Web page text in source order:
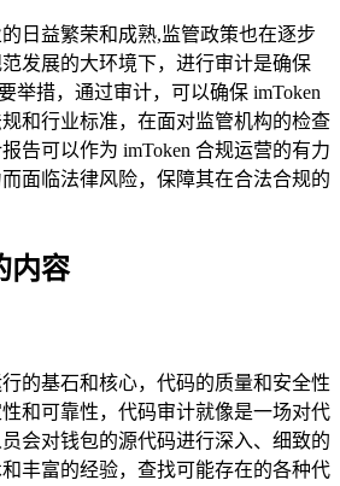
日益繁荣和成熟,监管政策也在逐步
发展的大环境下，进行审计是确保
举措，通过审计，可以确保 imToken
和行业标准，在面对监管机构的检查
告可以作为 imToken 合规运营的有力
面临法律风险，保障其在合法合规的
内容
行的基石和核心，代码的质量和安全性
和可靠性，代码审计就像是一场对代
会对钱包的源代码进行深入、细致的
丰富的经验，查找可能存在的各种代